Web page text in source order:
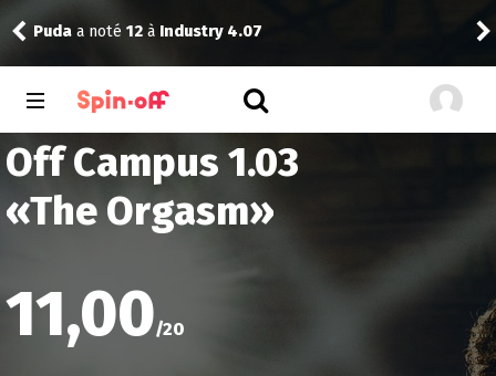
Puda a noté 12 à Industry 4.07
Off Campus 1.03
«The Orgasm»
11,00/20